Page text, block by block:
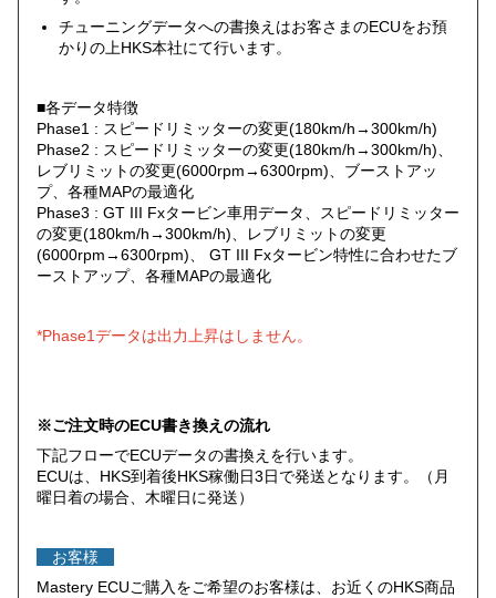
チューニングデータへの書換えはお客さまのECUをお預
かりの上HKS本社にて行います。
■各データ特徴
Phase1 : スピードリミッターの変更(180km/h→300km/h)
Phase2 : スピードリミッターの変更(180km/h→300km/h)、
レブリミットの変更(6000rpm→6300rpm)、ブーストアッ
プ、各種MAPの最適化
Phase3 : GT III Fxタービン車用データ、スピードリミッター
の変更(180km/h→300km/h)、レブリミットの変更
(6000rpm→6300rpm)、 GT III Fxタービン特性に合わせたブ
ーストアップ、各種MAPの最適化
*Phase1データは出力上昇はしません。
※ご注文時のECU書き換えの流れ
下記フローでECUデータの書換えを行います。
ECUは、HKS到着後HKS稼働日3日で発送となります。（月
曜日着の場合、木曜日に発送）
お客様
Mastery ECUご購入をご希望のお客様は、お近くのHKS商品